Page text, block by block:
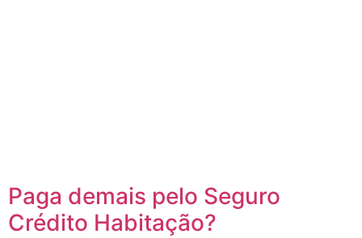
Paga demais pelo Seguro
Crédito Habitação?